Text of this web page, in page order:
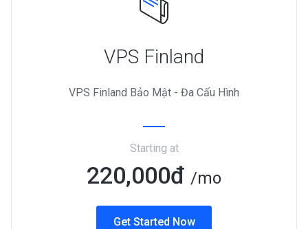
VPS Finland
VPS Finland Bảo Mật - Đa Cấu Hình
Starting at
220,000đ /mo
Get Started Now